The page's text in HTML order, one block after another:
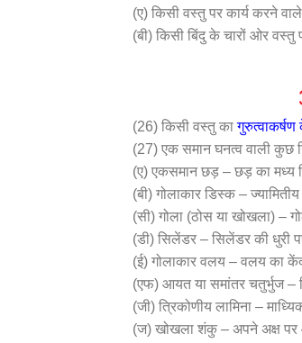
(ए) किसी वस्तु पर कार्य करने
(बी) किसी बिंदु के चारों ओर वस्तु
(26) किसी वस्तु का
(27) एक समान घनत्व वाली कुछ
(ए) एकसमान छड़ – छड़ का मध्य
(बी) गोलाकार डिस्क –
(सी) गोला (ठोस या खोखला) –
(डी) सिलेंडर – सिलेंडर की धुरी
(ई) गोलाकार वलय – वलय का
(एफ) आयत या समांतर चतुर्भुज –
(जी) त्रिकोणीय लामिना –
(ज) खोखला शंकु – अपने अक्ष पर